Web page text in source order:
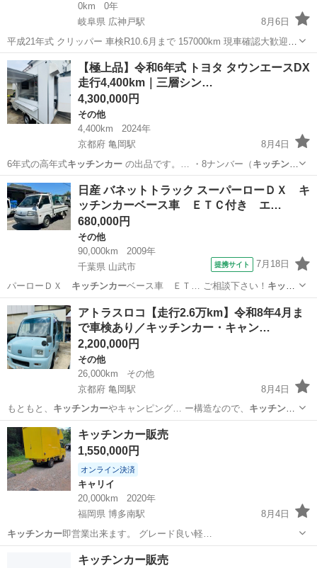
0km
0年
岐阜県 広神戸駅
8月6日
平成21年式 クリッパー 車検R10.6月まで 157000km 現車確認大歓迎で
す！ 引き渡し後はNC NRでお願い致します。 陸送も手配できます。
ジモティー オンライン決済で支払いされる方はジモティー 手数料5...
岐阜 本巣市 広神戸駅 その他
【極上品】令和6年式 トヨタ タウンエースDX
走行4,400km｜三層シン…
4,300,000円
その他
4,400km
2024年
京都府 亀岡駅
8月4日
6年式の高年式キッチンカーの出品です。… ・8ナンバー（ キッチンカ
ー
登録済） … すでにキッチンカー 営業をされてい… ✔ 店舗＋キッチ
ンカーの営業拡大をし…
京都 亀岡市 亀岡駅 その他 キッチンカー
日産 バネットトラック スーパーローＤＸ キ
ッチンカーベース車 ＥＴＣ付き エ…
680,000円
その他
90,000km
2009年
千葉県 山武市
提携サイト 7月18日
パーローＤＸ キッチンカーベース車 ＥＴ… ご相談下さい！ キッチ
ンカーベースに！ ■…
千葉 山武市 その他
アトラスロコ【走行2.6万km】令和8年4月ま
で車検あり／キッチンカー・キャン…
2,200,000円
その他
26,000km
その他
京都府 亀岡駅
8月4日
もともと、 キッチンカーやキャンピング… ー構造なので、 キッチンカ
ーとして改装すれ…
京都 亀岡市 亀岡駅 その他
キッチンカー販売
1,550,000円
オンライン決済
キャリイ
20,000km
2020年
福岡県 博多南駅
8月4日
キッチンカー即営業出来ます。 グレード良い軽…
那珂川市 キャリイ
キッチンカー販売